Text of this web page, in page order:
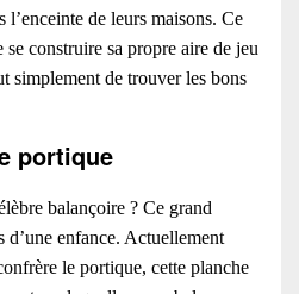
l’enceinte de leurs maisons. Ce
se construire sa propre aire de jeu
simplement de trouver les bons
portique
balançoire ? Ce grand
enfance. Actuellement
le portique, cette planche